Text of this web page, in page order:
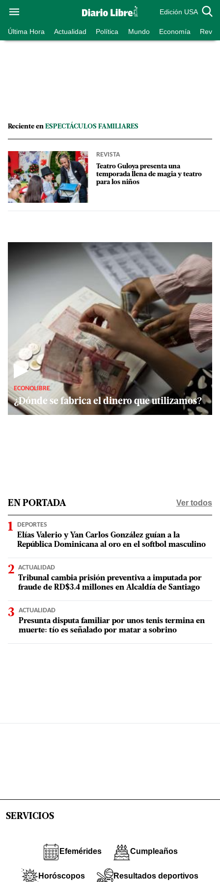
Edición USA
Última Hora Actualidad Política Mundo Economía
Reciente en ESPECTÁCULOS FAMILIARES
REVISTA
Teatro Guloya presenta una
temporada llena de magia y teatro
para los niños
▶
ECONOLIBRE
¿Dónde se fabrica el dinero que utilizamos?
EN PORTADA Ver todos
DEPORTES
Elías Valerio y Yan Carlos González guían a la
República Dominicana al oro en el softbol masculino
ACTUALIDAD
Tribunal cambia prisión preventiva a imputada por
fraude de RD$3.4 millones en Alcaldía de Santiago
ACTUALIDAD
Presunta disputa familiar por unos tenis termina en
muerte: tío es señalado por matar a sobrino
SERVICIOS
Efemérides Cumpleaños
Horóscopos Resultados deportivos